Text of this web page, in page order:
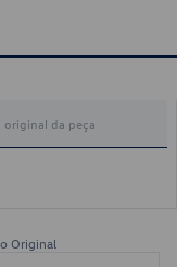
Original